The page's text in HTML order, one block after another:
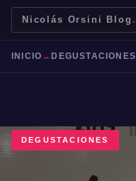
Nicolás Orsini Blog .
INICIO → DEGUSTACIONES
DEGUSTACIONES